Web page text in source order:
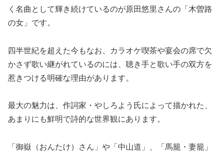
く名曲として輝き続けているのが原田悠里さんの「木曽路
の女」です。
四半世紀を超えた今もなお、カラオケ喫茶や宴会の席で欠
かさず歌い継がれているのには、聴き手と歌い手の双方を
惹きつける明確な理由があります。
最大の魅力は、作詞家・やしろよう氏によって描かれた、
あまりにも鮮明で詩的な世界観にあります。
「御嶽（おんたけ）さん」や「中山道」、「馬籠・妻籠」